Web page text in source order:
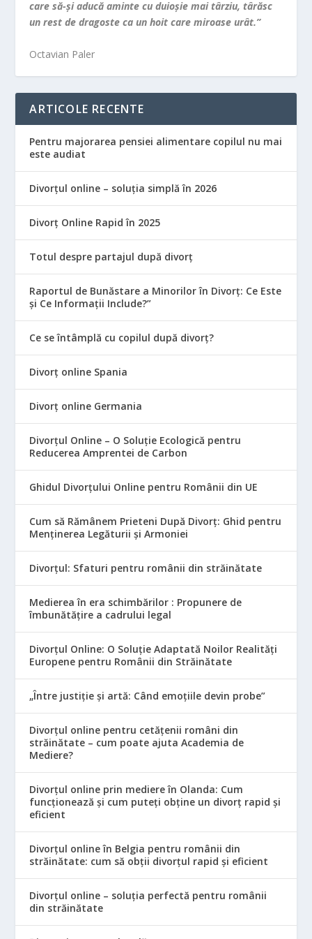
care să-şi aducă aminte cu duioşie mai târziu, târăsc
un rest de dragoste ca un hoit care miroase urât.”
Octavian Paler
ARTICOLE RECENTE
Pentru majorarea pensiei alimentare copilul nu mai
este audiat
Divorțul online – soluția simplă în 2026
Divorț Online Rapid în 2025
Totul despre partajul după divorț
Raportul de Bunăstare a Minorilor în Divorț: Ce Este
și Ce Informații Include?”
Ce se întâmplă cu copilul după divorț?
Divorț online Spania
Divorț online Germania
Divorțul Online – O Soluție Ecologică pentru
Reducerea Amprentei de Carbon
Ghidul Divorțului Online pentru Românii din UE
Cum să Rămânem Prieteni După Divorț: Ghid pentru
Menținerea Legăturii și Armoniei
Divorțul: Sfaturi pentru românii din străinătate
Medierea în era schimbărilor : Propunere de
îmbunătățire a cadrului legal
Divorțul Online: O Soluție Adaptată Noilor Realități
Europene pentru Românii din Străinătate
„Între justiție și artă: Când emoțiile devin probe”
Divorțul online pentru cetățenii români din
străinătate – cum poate ajuta Academia de
Mediere?
Divorțul online prin mediere în Olanda: Cum
funcționează și cum puteți obține un divorț rapid și
eficient
Divorțul online în Belgia pentru românii din
străinătate: cum să obții divorțul rapid și eficient
Divorțul online – soluția perfectă pentru românii
din străinătate